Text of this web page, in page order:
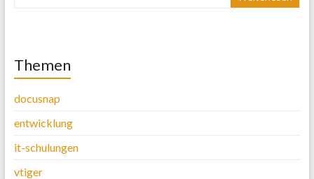
Themen
docusnap
entwicklung
it-schulungen
vtiger